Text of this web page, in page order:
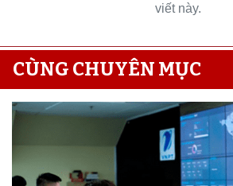
viết này.
CÙNG CHUYÊN MỤC